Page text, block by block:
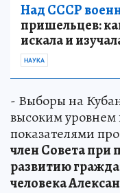
Над СССР
пришельцев:
искала и
НАУКА
- Выборы на
высоким
показателями
член Совета при
развитию
человека